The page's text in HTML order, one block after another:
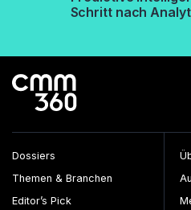
Schritt nach
Dossiers
Themen & Branchen
Editor’s Pick